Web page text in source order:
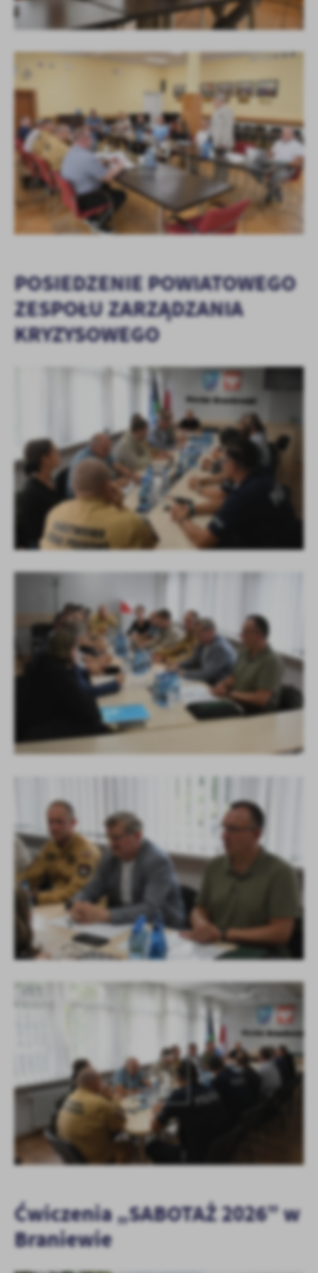
KOLEJNE
+5
POSIEDZENIE POWIATOWEGO
ZESPOŁU ZARZĄDZANIA
KRYZYSOWEGO
KOLEJNE
+3
Ćwiczenia „SABOTAŻ 2026” w
Braniewie